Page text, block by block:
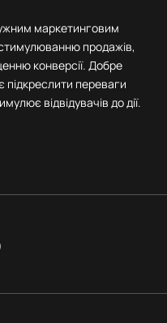
маркетинговим
продажів,
конверсії. Добре
переваги
відвідувачів до дії.